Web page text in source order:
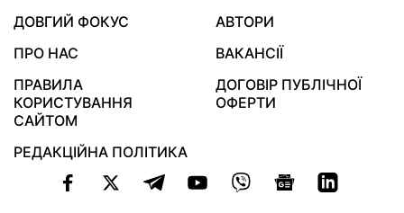
ДОВГИЙ ФОКУС
АВТОРИ
ПРО НАС
ВАКАНСІЇ
ПРАВИЛА
КОРИСТУВАННЯ
САЙТОМ
ДОГОВІР ПУБЛІЧНОЇ
ОФЕРТИ
РЕДАКЦІЙНА ПОЛІТИКА